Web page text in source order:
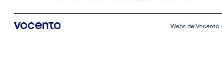
Webs de Vocento